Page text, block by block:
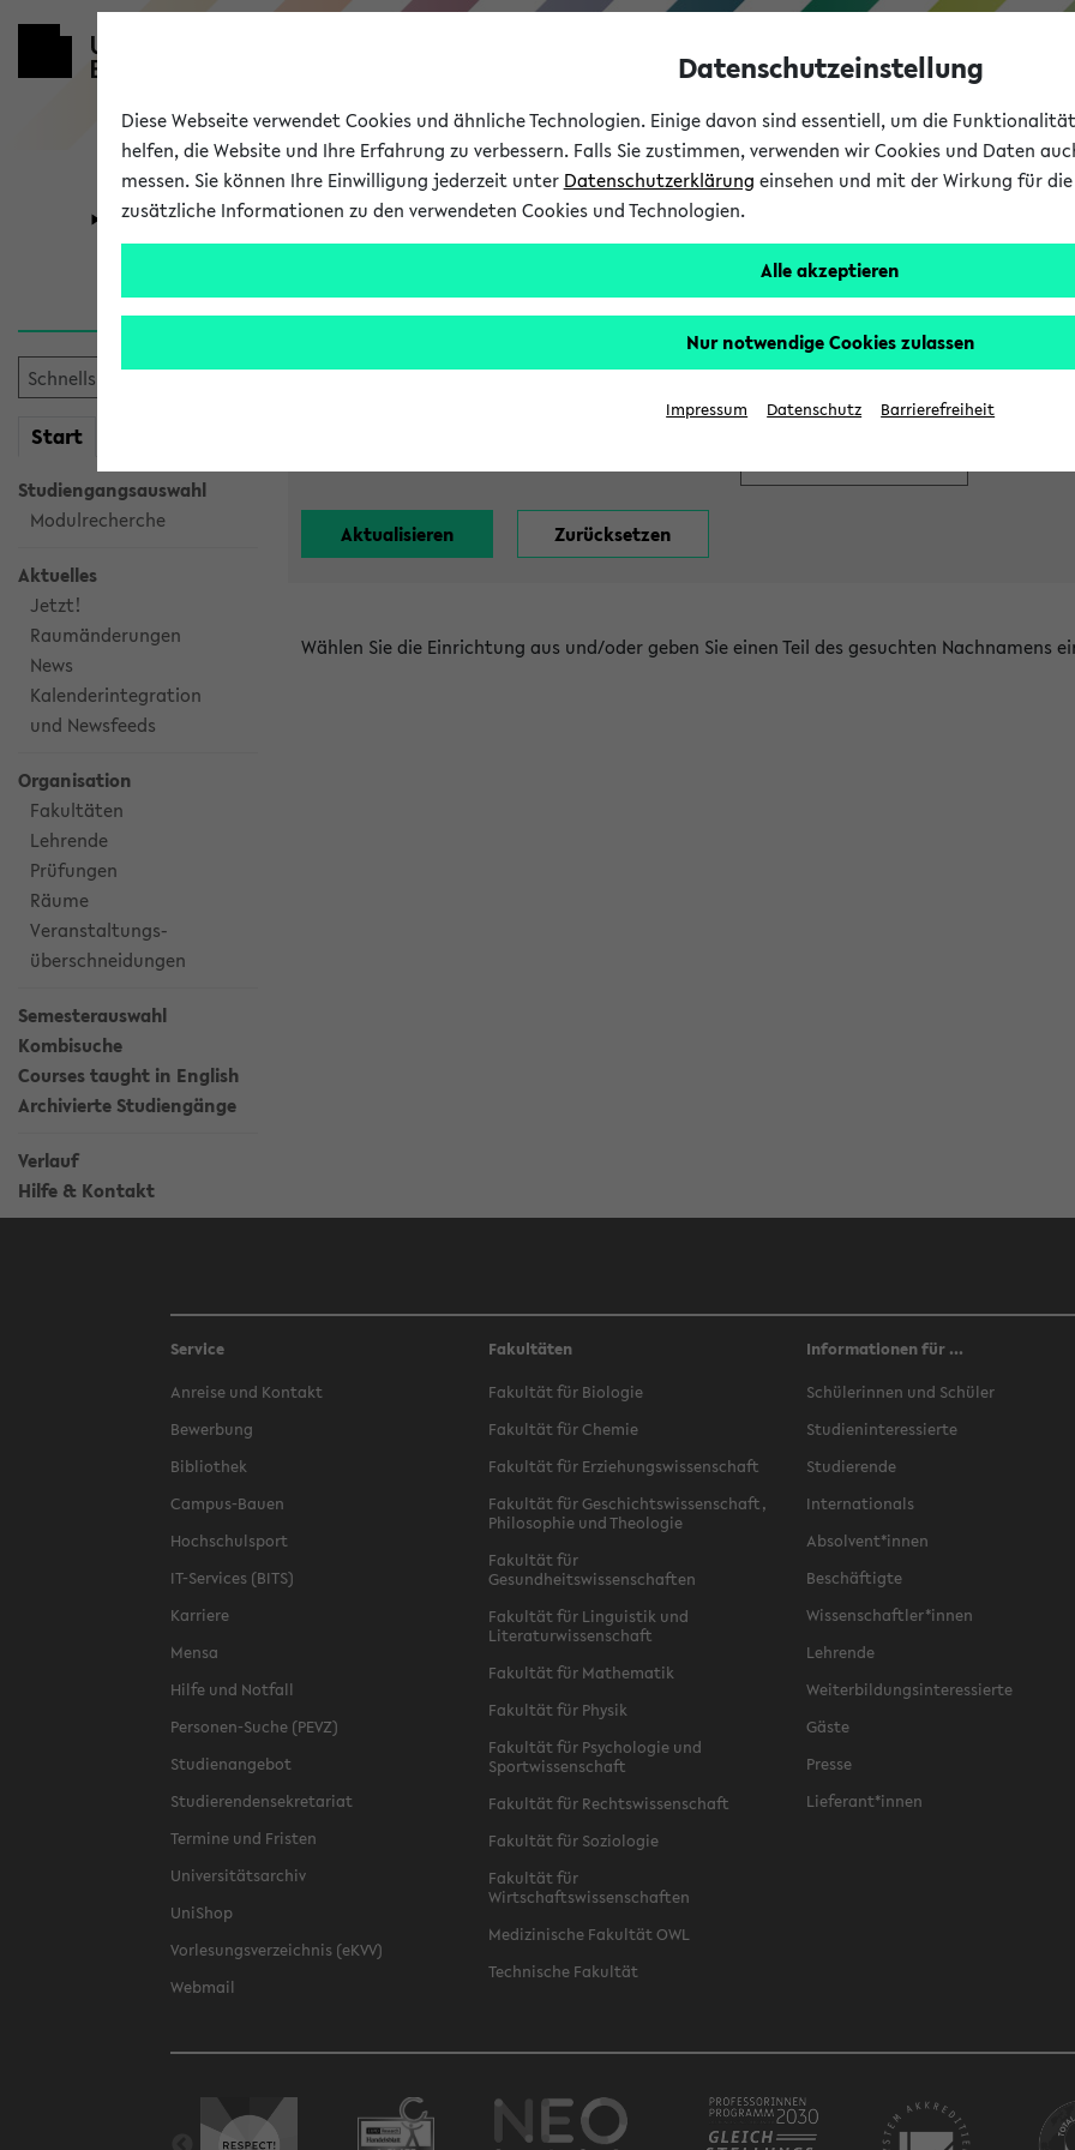
Universität Forschung Studium
Start
Studiengangsauswahl
Modulrecherche
Aktuelles
Jetzt!
Raumänderungen
News
Kalenderintegration
und Newsfeeds
Organisation
Fakultäten
Lehrende
Prüfungen
Räume
Veranstaltungs-
überschneidungen
Semesterauswahl
Kombisuche
Courses taught in English
Archivierte Studiengänge
Verlauf
Hilfe & Kontakt
Alle Lehrenden
Wählen Sie die Einrichtung aus und/oder geben Sie einen Teil des gesuchten Nachnamens
Service
Anreise und Kontakt
Bewerbung
Bibliothek
Campus-Bauen
Hochschulsport
IT-Services (BITS)
Karriere
Mensa
Hilfe und Notfall
Personen-Suche (PEVZ)
Studienangebot
Studierendensekretariat
Termine und Fristen
Universitätsarchiv
UniShop
Vorlesungsverzeichnis (eKVV)
Webmail
Fakultäten
Fakultät für Biologie
Fakultät für Chemie
Fakultät für Erziehungswissenschaft
Fakultät für Geschichtswissenschaft,
Philosophie und Theologie
Fakultät für
Gesundheitswissenschaften
Fakultät für Linguistik und
Literaturwissenschaft
Fakultät für Mathematik
Fakultät für Physik
Fakultät für Psychologie und
Sportwissenschaft
Fakultät für Rechtswissenschaft
Fakultät für Soziologie
Fakultät für
Wirtschaftswissenschaften
Medizinische Fakultät OWL
Technische Fakultät
Informationen für ...
Schülerinnen und Schüler
Studieninteressierte
Studierende
Internationals
Absolvent*innen
Beschäftigte
Wissenschaftler*innen
Lehrende
Weiterbildungsinteressierte
Gäste
Presse
Lieferant*innen
Datenschutzeinstellung
Diese Webseite verwendet Cookies und ähnliche Technologien. Einige davon sind essentiell, um die
helfen, die Website und Ihre Erfahrung zu verbessern. Falls Sie zustimmen, verwenden wir Cookies und Daten
messen. Sie können Ihre Einwilligung jederzeit unter Datenschutzerklärung einsehen und mit der Wirkung für
zusätzliche Informationen zu den verwendeten Cookies und Technologien.
Alle akzeptieren
Nur notwendige Cookies zulassen
Impressum Datenschutz Barrierefreiheit